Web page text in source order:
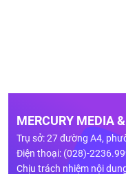
MERCURY MEDIA
Trụ sở: 27 đường A4,
Điện thoại: (028)-
Chịu trách nhiệm nội